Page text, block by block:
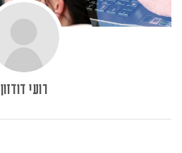
רועי דודזון